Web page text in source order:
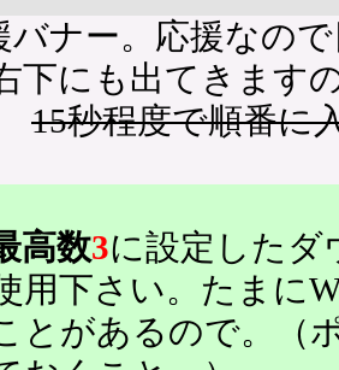
バナー。応援なの
下にも出てきます
15秒程度で順番に
高数3に設定したダ
用下さい。たまに
とがあるので。（